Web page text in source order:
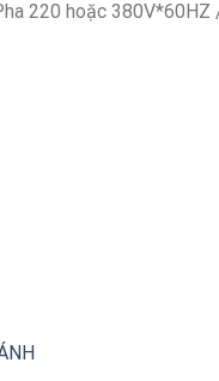
220 hoặc